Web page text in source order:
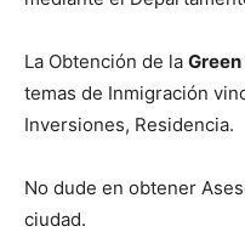
La Obtención de la
temas de Inmigración
Inversiones, Residencia.
No dude en obtener
ciudad.